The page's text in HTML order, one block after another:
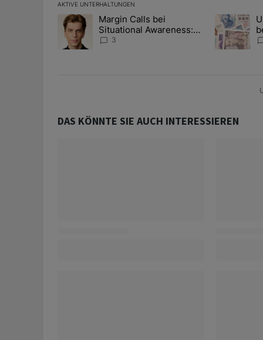
AKTIVE UNTERHALTUNGEN
Das Folgende ist eine Liste der am meisten
Ein Trendartikel mit dem Titel "Margin Calls bei
Margin Calls bei
Situational Awareness:
Alles über den Retter-
3
Ein
DAS KÖNNTE SIE AUCH INTERESSIEREN